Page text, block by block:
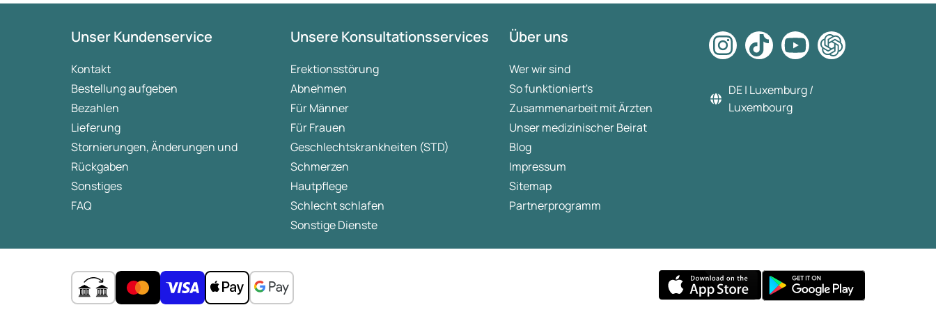
Unser Kundenservice
Kontakt
Bestellung aufgeben
Bezahlen
Lieferung
Stornierungen, Änderungen und
Rückgaben
Sonstiges
FAQ
Unsere Konsultationsservices
Erektionsstörung
Abnehmen
Für Männer
Für Frauen
Geschlechtskrankheiten (STD)
Schmerzen
Hautpflege
Schlecht schlafen
Sonstige Dienste
Über uns
Wer wir sind
So funktioniert's
Zusammenarbeit mit Ärzten
Unser medizinischer Beirat
Blog
Impressum
Sitemap
Partnerprogramm
DE | Luxemburg /
Luxembourg